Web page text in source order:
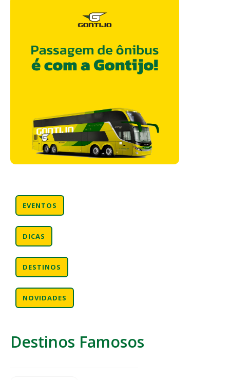
EVENTOS
DICAS
DESTINOS
NOVIDADES
Destinos Famosos